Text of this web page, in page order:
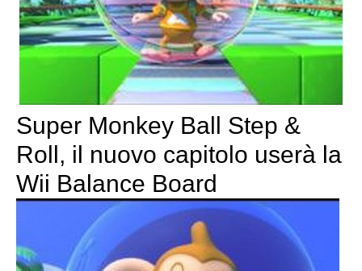
Super Monkey Ball Step &
Roll, il nuovo capitolo userà la
Wii Balance Board